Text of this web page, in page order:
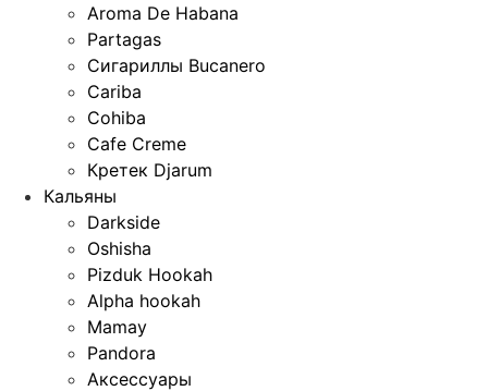
Aroma De Habana
Partagas
Сигариллы Bucanero
Cariba
Cohiba
Cafe Creme
Кретек Djarum
Кальяны
Darkside
Oshisha
Pizduk Hookah
Alpha hookah
Mamay
Pandora
Аксессуары